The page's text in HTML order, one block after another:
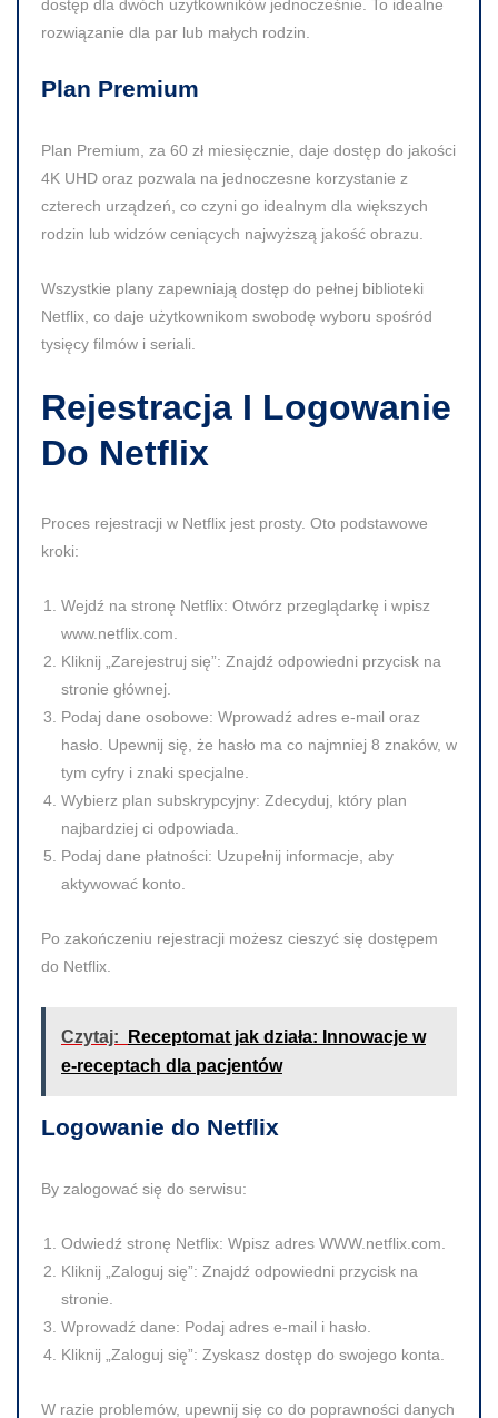
dostęp dla dwóch użytkowników jednocześnie. To idealne
rozwiązanie dla par lub małych rodzin.
Plan Premium
Plan Premium, za 60 zł miesięcznie, daje dostęp do jakości
4K UHD oraz pozwala na jednoczesne korzystanie z
czterech urządzeń, co czyni go idealnym dla większych
rodzin lub widzów ceniących najwyższą jakość obrazu.
Wszystkie plany zapewniają dostęp do pełnej biblioteki
Netflix, co daje użytkownikom swobodę wyboru spośród
tysięcy filmów i seriali.
Rejestracja I Logowanie
Do Netflix
Proces rejestracji w Netflix jest prosty. Oto podstawowe
kroki:
Wejdź na stronę Netflix: Otwórz przeglądarkę i wpisz
www.netflix.com.
Kliknij „Zarejestruj się”: Znajdź odpowiedni przycisk na
stronie głównej.
Podaj dane osobowe: Wprowadź adres e-mail oraz
hasło. Upewnij się, że hasło ma co najmniej 8 znaków, w
tym cyfry i znaki specjalne.
Wybierz plan subskrypcyjny: Zdecyduj, który plan
najbardziej ci odpowiada.
Podaj dane płatności: Uzupełnij informacje, aby
aktywować konto.
Po zakończeniu rejestracji możesz cieszyć się dostępem
do Netflix.
Czytaj:
Receptomat jak działa: Innowacje w
e-receptach dla pacjentów
Logowanie do Netflix
By zalogować się do serwisu:
Odwiedź stronę Netflix: Wpisz adres WWW.netflix.com.
Kliknij „Zaloguj się”: Znajdź odpowiedni przycisk na
stronie.
Wprowadź dane: Podaj adres e-mail i hasło.
Kliknij „Zaloguj się”: Zyskasz dostęp do swojego konta.
W razie problemów, upewnij się co do poprawności danych